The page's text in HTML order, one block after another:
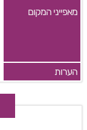
מאפייני המקום
הערות